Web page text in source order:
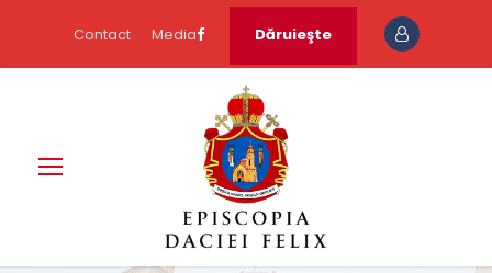
Contact Media Dăruieşte